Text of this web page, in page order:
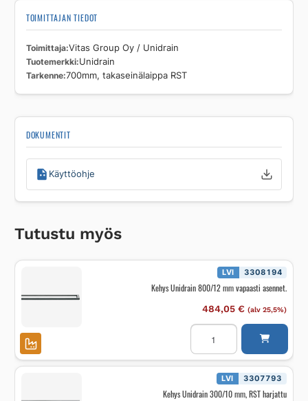
TOIMITTAJAN TIEDOT
Toimittaja Vitas Group Oy / Unidrain
Tuotemerkki Unidrain
Tarkenne 700mm, takaseinälaippa RST
DOKUMENTIT
Käyttöohje
Tutustu myös
LVI 3308194
Kehys Unidrain 800/12 mm vapaasti asennet.
484,05 € (alv 25,5%)
Kehys
Unidrain
800/12
mm
vapaasti
asennet.
määrä
LVI 3307793
Kehys Unidrain 300/10 mm, RST harjattu